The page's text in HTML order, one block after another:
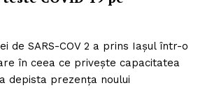
de SARS-COV 2 a prins Iașul într-o
în ceea ce privește capacitatea
depista prezența noului